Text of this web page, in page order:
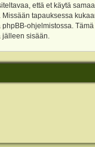
että et käytä
tapauksessa
ohjelmistossa.
sisään.